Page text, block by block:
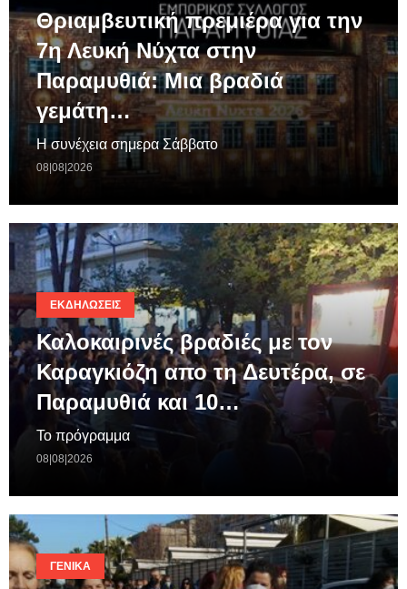
Θριαμβευτική πρεμιέρα για την
7η Λευκή Νύχτα στην
Παραμυθιά: Μια βραδιά
γεμάτη…
Η συνέχεια σημερα Σάββατο
08|08|2026
ΕΚΔΗΛΏΣΕΙΣ
Καλοκαιρινές βραδιές με τον
Καραγκιόζη απο τη Δευτέρα, σε
Παραμυθιά και 10…
Το πρόγραμμα
08|08|2026
ΓΕΝΙΚΆ